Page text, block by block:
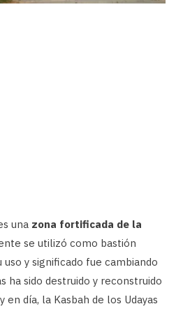
una zona fortificada de la
se utilizó como bastión
y significado fue cambiando
ha sido destruido y reconstruido
en día, la Kasbah de los Udayas